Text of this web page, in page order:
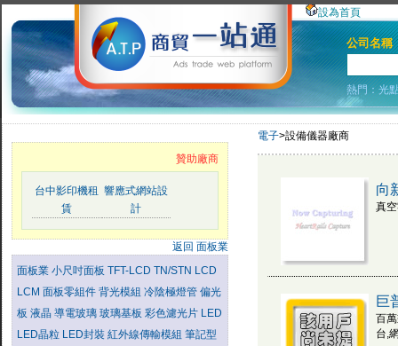
設為首頁
公司名稱
熱門：光
贊助廠商
台中影印機租
賃
響應式網站設
計
返回 面板業
面板業 小尺吋面板 TFT-LCD TN/STN LCD
LCM 面板零組件 背光模組 冷陰極燈管 偏光
板 液晶 導電玻璃 玻璃基板 彩色濾光片 LED
LED晶粒 LED封裝 紅外線傳輸模組 筆記型
電子>設備儀器廠商
向
真
巨
百
台,